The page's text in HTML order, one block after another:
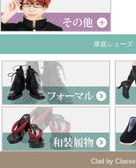
厚底シューズ
Clad by Classe